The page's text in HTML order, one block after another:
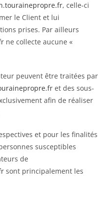
, celle-ci
le Client et lui
prises. Par ailleurs
ne collecte aucune «
peuvent être traitées par
et des sous-
afin de réaliser
et pour les finalités
susceptibles
de
sont principalement les